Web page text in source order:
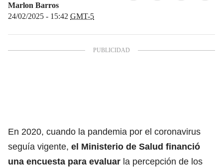
Marlon Barros
24/02/2025 - 15:42 GMT-5
En 2020, cuando la pandemia por el coronavirus
seguía vigente, el Ministerio de Salud financió
una encuesta para evaluar la percepción de los